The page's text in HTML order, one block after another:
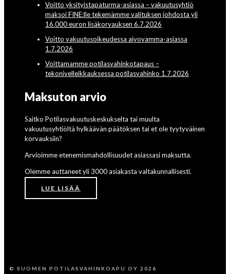
Voitto yksityistapaturma-asiassa – vakuutusyhtiö
maksoi FINE:lle tekemämme valituksen johdosta yli
16.000 euron lisäkorvauksen 6.7.2026
Voitto vakuutusoikeudessa aivovamma-asiassa
1.7.2026
Voittamamme potilasvahinkotapaus –
tekonivelleikkauksessa potilasvahinko 1.7.2026
Maksuton arvio
Saitko Potilasvakuutuskeskukselta tai muulta
vakuutusyhtiöltä hylkäävän päätöksen tai et ole tyytyväinen
korvauksiin?
Arvioimme etenemismahdollisuudet asiassasi maksutta.
Olemme auttaneet yli 3000 asiakasta valtakunnallisesti.
LUE LISÄÄ
© SUOMEN POTILASVAHINKOAPU OY 2026